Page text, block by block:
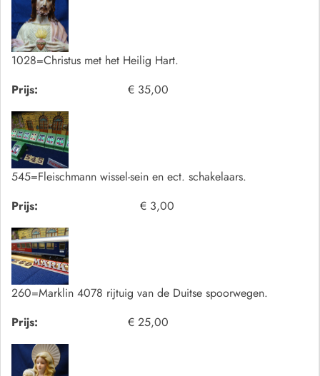
1028=Christus met het Heilig Hart.
Prijs:
€ 35,00
545=Fleischmann wissel-sein en ect. schakelaars.
Prijs:
€ 3,00
260=Marklin 4078 rijtuig van de Duitse spoorwegen.
Prijs:
€ 25,00